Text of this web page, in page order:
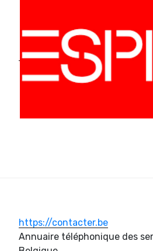
https://contacter.be
Annuaire téléphonique des